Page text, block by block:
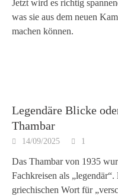
Jetzt wird es richtig
was sie aus dem neuen
machen können.
Legendäre Blicke
Thambar
14/09/2025 1
Das Thambar von 1935
Fachkreisen als
griechischen Wort für